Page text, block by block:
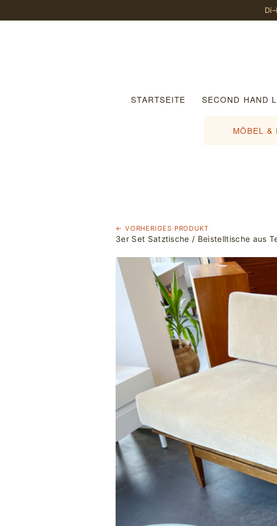
STARTSEITE SECOND HAND
MÖBEL &
← VORHERIGES PRODUKT